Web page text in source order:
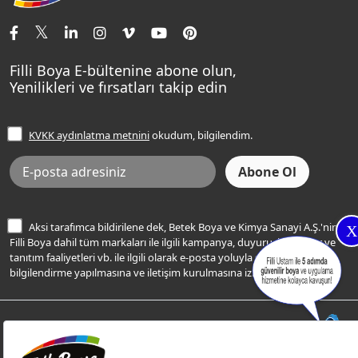
X
Tavan Boyaları
Ev Bakım ve Hobi Boyaları
Yatak Odası Renkleri
Sentomaxx Sentetik Boya
Sentomaxx İpeksi Mat
Momento Life
Şampanya Rengi
Açık Mavi Rengi
Frezya Rengi
İletişim Bilgilerimiz
Renk Danışma
Filli Ustam
Sıkça Sorulan Sorular
Ücretsiz Yalıtım Keşif Hizmeti
Bilgi Toplumu Hizmetleri
İnternet Sitesi Kullanım Koşulları
KVKK Talep Formu
KVKK Aydınlatma Metni
Filli Boya E-bültenine abone olun,
Yenilikleri ve fırsatları takip edin
KVKK aydınlatma metniniokudum, bilgilendim.
Aksi tarafımca bildirilene dek, Betek Boya ve Kimya Sanayi A.Ş.'nin
Filli Boya dahil tüm markaları ile ilgili kampanya, duyuru, hizmetler ve
tanıtım faaliyetleri vb. ile ilgili olarak e-posta yoluyla şahsıma
bilgilendirme yapılmasına ve iletişim kurulmasına izin veriyorum.